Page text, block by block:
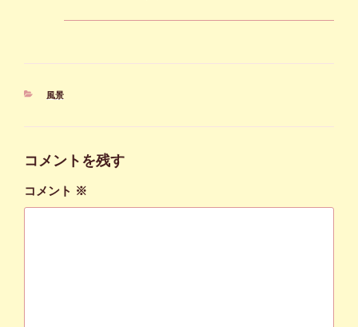
カ
風景
コメントを残す
コメント ※